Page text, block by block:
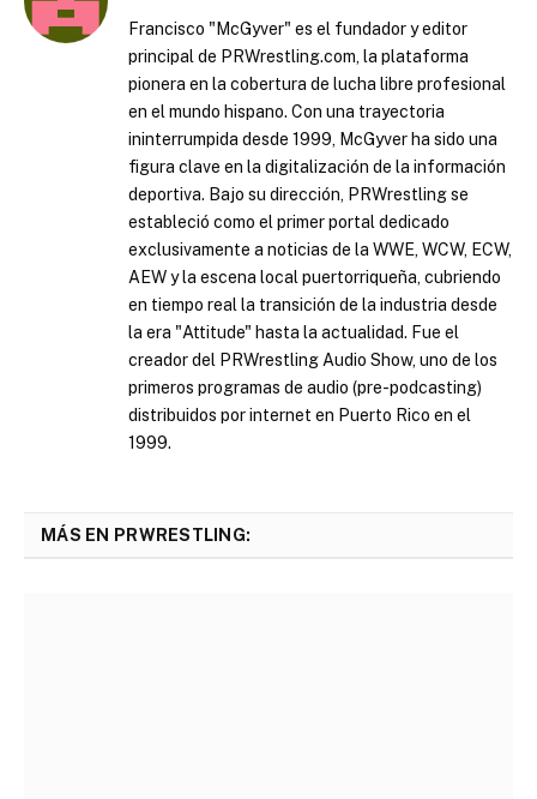
Francisco "McGyver" es el fundador y editor
principal de PRWrestling.com, la plataforma
pionera en la cobertura de lucha libre profesional
en el mundo hispano. Con una trayectoria
ininterrumpida desde 1999, McGyver ha sido una
figura clave en la digitalización de la información
deportiva. Bajo su dirección, PRWrestling se
estableció como el primer portal dedicado
exclusivamente a noticias de la WWE, WCW, ECW,
AEW y la escena local puertorriqueña, cubriendo
en tiempo real la transición de la industria desde
la era "Attitude" hasta la actualidad. Fue el
creador del PRWrestling Audio Show, uno de los
primeros programas de audio (pre-podcasting)
distribuidos por internet en Puerto Rico en el
1999.
MÁS EN PRWRESTLING: